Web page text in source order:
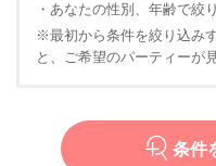
・あなたの性別、年齢で絞
※最初から条件を絞り込み
と、ご希望のパーティーが
条件